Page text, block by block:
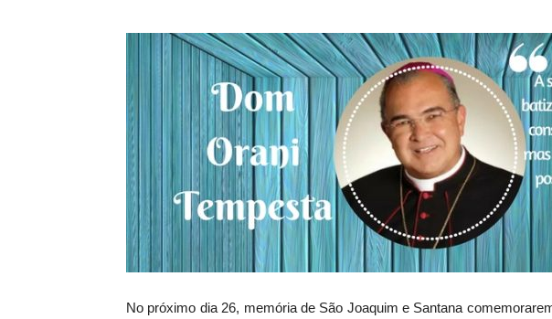
No próximo dia 26, memória de São Joaquim e Santana